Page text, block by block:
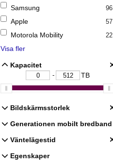
Samsung
96
Apple 57
Motorola Mobility 22
Visa fler
Kapacitet
- TB
Bildskärmsstorlek
Generationen mobilt bredband
Väntelägestid
Egenskaper